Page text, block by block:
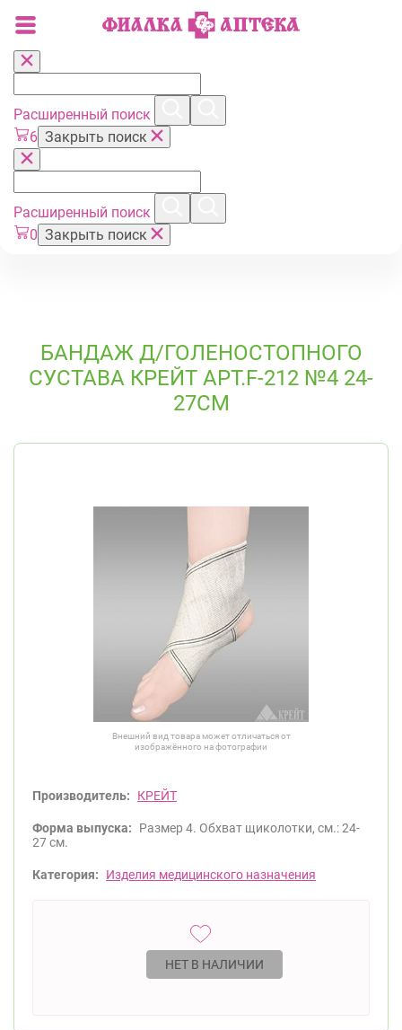
Расширенный поиск
6 Закрыть поиск
Расширенный поиск
0 Закрыть поиск
БАНДАЖ Д/ГОЛЕНОСТОПНОГО
СУСТАВА КРЕЙТ АРТ.F-212 №4 24-
27СМ
Внешний вид товара может отличаться от
изображённого на фотографии
Производитель: КРЕЙТ
Форма выпуска:
Размер 4. Обхват щиколотки, см.: 24-
27 см.
Категория: Изделия медицинского назначения
НЕТ В НАЛИЧИИ